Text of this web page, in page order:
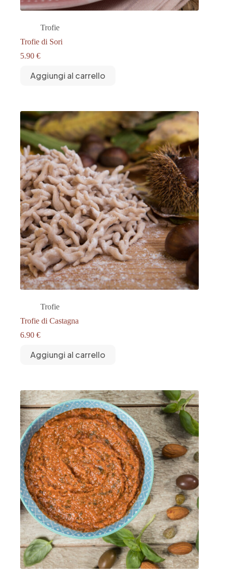
Trofie
Trofie di Sori
5.90 €
Aggiungi al carrello
Trofie
Trofie di Castagna
6.90 €
Aggiungi al carrello